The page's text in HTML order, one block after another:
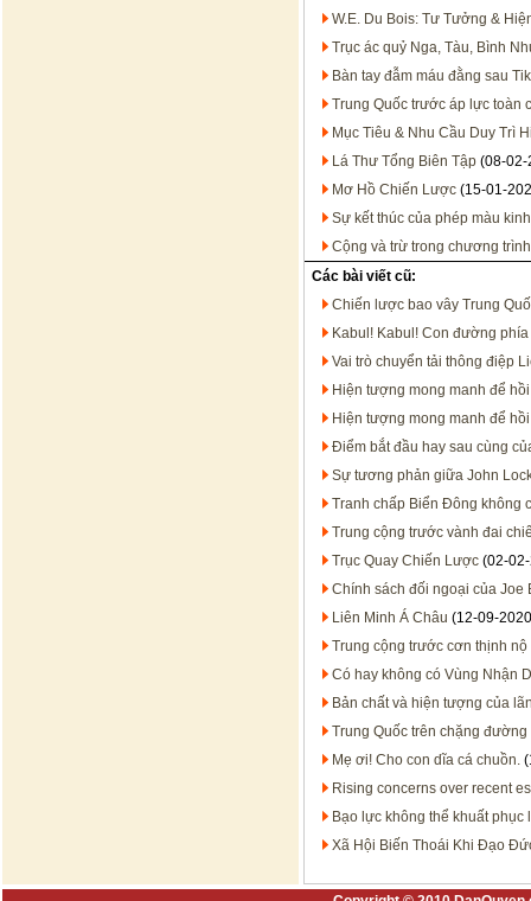
W.E. Du Bois: Tư Tưởng &
Trục ác quỷ Nga, Tàu, Bình
Bàn tay đẫm máu đằng sau
Trung Quốc trước áp lực toàn
Mục Tiêu & Nhu Cầu Duy Trì
Lá Thư Tổng Biên Tập (08-02-
Mơ Hồ Chiến Lược (15-01-
Sự kết thúc của phép màu
Cộng và trừ trong chương
Các bài viết cũ:
Chiến lược bao vây Trung
Kabul! Kabul! Con đường
Vai trò chuyển tải thông điệp
Hiện tượng mong manh để
Hiện tượng mong manh để
Điểm bắt đầu hay sau cùng
Sự tương phản giữa John
Tranh chấp Biển Đông không
Trung cộng trước vành đai
Trục Quay Chiến Lược (02-
Chính sách đối ngoại của Joe
Liên Minh Á Châu (12-09-
Trung cộng trước cơn thịnh nộ
Có hay không có Vùng Nhận
Bản chất và hiện tượng của
Trung Quốc trên chặng đường
Mẹ ơi! Cho con dĩa cá chuồn.
Rising concerns over recent
Bạo lực không thể khuất phục
Xã Hội Biến Thoái Khi Đạo